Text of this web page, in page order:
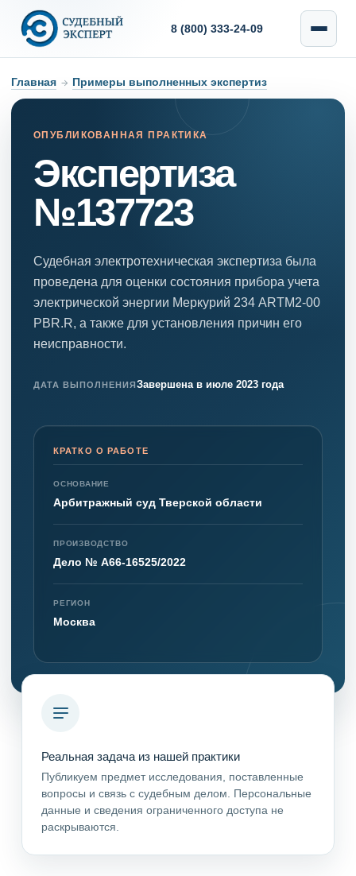
8 (800) 333-24-09
Главная → Примеры выполненных экспертиз
ОПУБЛИКОВАННАЯ ПРАКТИКА
Экспертиза
№137723
Судебная электротехническая экспертиза была
проведена для оценки состояния прибора учета
электрической энергии Меркурий 234 ARTM2-00
PBR.R, а также для установления причин его
неисправности.
ДАТА ВЫПОЛНЕНИЯЗавершена в июле 2023 года
КРАТКО О РАБОТЕ
ОСНОВАНИЕ
Арбитражный суд Тверской области
ПРОИЗВОДСТВО
Дело № А66-16525/2022
РЕГИОН
Москва
Реальная задача из нашей практики
Публикуем предмет исследования, поставленные
вопросы и связь с судебным делом. Персональные
данные и сведения ограниченного доступа не
раскрываются.